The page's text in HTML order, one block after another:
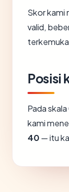
Skor kami
valid,
Pada
kami
40 — itu